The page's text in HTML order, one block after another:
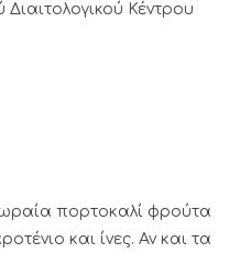
Κέντρου
ωραία πορτοκαλί φρούτα
και ίνες. Αν και τα